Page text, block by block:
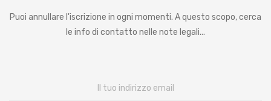
Puoi annullare l'iscrizione in ogni momenti. A questo scopo, cerca
le info di contatto nelle note legali...